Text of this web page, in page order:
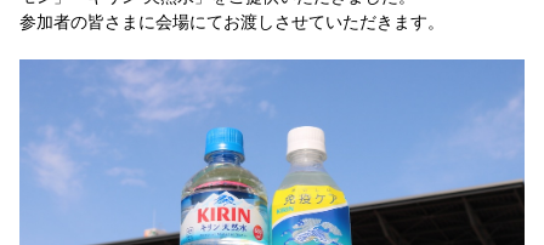
よくある質問
長居公園 セレッソフットサルパーク
セレッソフットサルパーク長居
セレッソスポーツパーク舞洲 YANMAR HANASAKA STADIUM
大人のサッカースクール
参加者の皆さまに会場にてお渡しさせていただきます。